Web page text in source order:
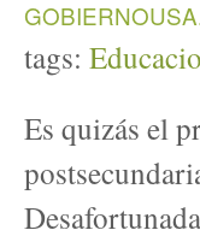
tags:
Es quizás el